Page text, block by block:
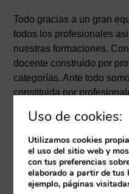
Todo gracias a un gran
todos los profesionales
nuestras formaciones.
docente construido por
categorías. Ante todo
constituida por
Uso de cookies:
Utilizamos cookies
el uso del sitio web y
con tus preferencias
elaborado a partir de tus
ejemplo, páginas